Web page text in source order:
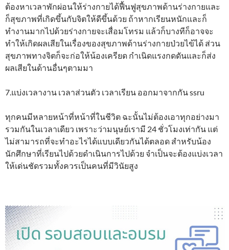
ต้องหาเวลาพักผ่อนให้ร่างกายได้ฟื้นฟูสุขภาพด้านร่างกายและ
ก็สุขภาพที่เกิดขึ้นกับจิตให้ดีขึ้นด้วย ถ้าหากเรียนหนักและก็
ทำงานมากไปด้วยร่างกายจะเสื่อมโทรม แล้วก็บางทีก็อาจจะ
ทำให้เกิดผลเสียในเรื่องของสุขภาพด้านร่างกายป่วยไข้ได้ ส่วน
สุขภาพทางจิตก็จะก่อให้น้องเครียด กำเนิดแรงกดดันและก็ส่ง
ผลเสียในด้านอื่นๆตามมา
7.แบ่งเวลางาน เวลาส่วนตัว เวลาเรียน ออกมาจากกัน ssru
ทุกคนมีหลายหน้าที่หน้าที่ในชีวิต ฉะนั้นไม่ต้องเอาทุกอย่างมา
รวมกันในเวลาเดียว เพราะว่ามนุษย์เรามี 24 ชั่วโมงเท่ากัน แต่
ไม่สามารถที่จะทำอะไรได้แบบเดียวกันได้ตลอด สำหรับน้อง
นักศึกษาที่เรียนไปด้วยดำเนินการไปด้วย จำเป็นจะต้องแบ่งเวลา
ให้เด่นชัดรวมทั้งควรเป็นคนที่มีวินัยสูง